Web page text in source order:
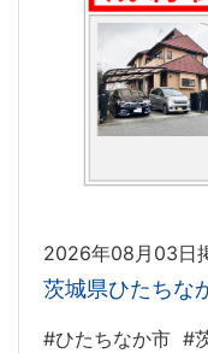
2026年08月03日
茨城県ひたちな
#ひたちなか市 #